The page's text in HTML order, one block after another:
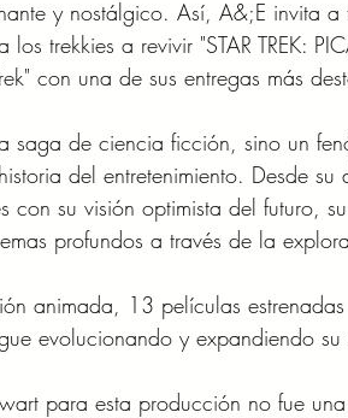
y nostálgico. Así, A&;E invita
trekkies a revivir "STAR TREK:
con una de sus entregas más
saga de ciencia ficción, sino un
del entretenimiento. Desde
con su visión optimista del futuro,
profundos a través de la
animada, 13 películas
evolucionando y expandiendo su
para esta producción no fue